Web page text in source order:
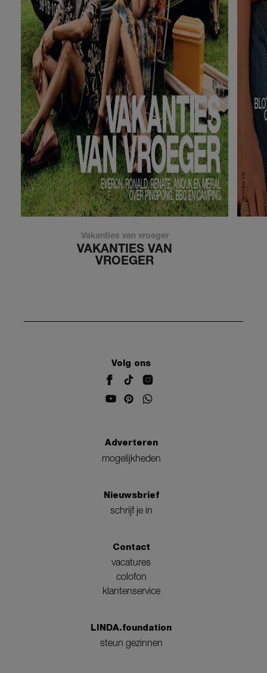
Vakanties van vroeger
VAKANTIES VAN
VROEGER
Volg ons
Adverteren
mogelijkheden
Nieuwsbrief
schrijf je in
Contact
vacatures
colofon
klantenservice
LINDA.foundation
steun gezinnen